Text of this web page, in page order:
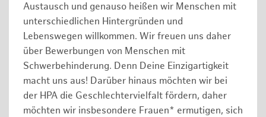
Austausch und genauso heißen wir Menschen mit
unterschiedlichen Hintergründen und
Lebenswegen willkommen. Wir freuen uns daher
über Bewerbungen von Menschen mit
Schwerbehinderung. Denn Deine Einzigartigkeit
macht uns aus! Darüber hinaus möchten wir bei
der HPA die Geschlechtervielfalt fördern, daher
möchten wir insbesondere Frauen* ermutigen, sich